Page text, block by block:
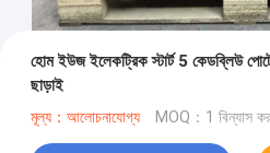
হোম ইউজ ইলেকট্রিক স্টার্ট 5 কেডব্লিউ
ছাড়াই
মূল্য：আলোচনাযোগ্য MOQ：1 বিন্যাস